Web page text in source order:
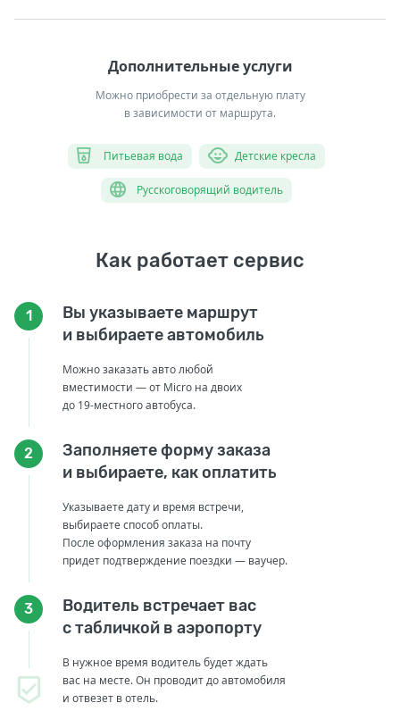
Дополнительные услуги
Можно приобрести за отдельную плату
в зависимости от маршрута.
Питьевая вода Детские кресла
Русскоговорящий водитель
Как работает сервис
1
Вы указываете маршрут
и выбираете автомобиль
Можно заказать авто любой
вместимости — от Micro на двоих
до 19-местного автобуса.
2
Заполняете форму заказа
и выбираете, как оплатить
Указываете дату и время встречи,
выбираете способ оплаты.
После оформления заказа на почту
придет подтверждение поездки — ваучер.
3
Водитель встречает вас
с табличкой в аэропорту
В нужное время водитель будет ждать
вас на месте. Он проводит до автомобиля
и отвезет в отель.